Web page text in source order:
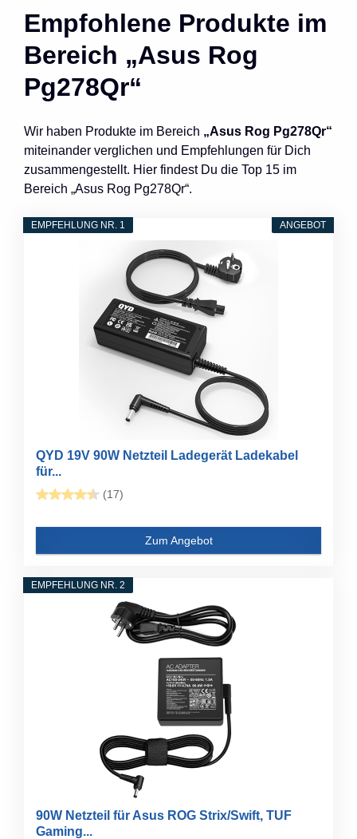
Empfohlene Produkte im
Bereich „Asus Rog
Pg278Qr“
Wir haben Produkte im Bereich „Asus Rog Pg278Qr“
miteinander verglichen und Empfehlungen für Dich
zusammengestellt. Hier findest Du die Top 15 im
Bereich „Asus Rog Pg278Qr“.
ANGEBOT
EMPFEHLUNG NR. 1
QYD 19V 90W Netzteil Ladegerät Ladekabel
für...
(17)
Zum Angebot
EMPFEHLUNG NR. 2
90W Netzteil für Asus ROG Strix/Swift, TUF
Gaming...